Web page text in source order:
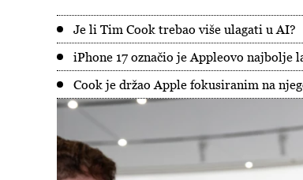
Je li Tim Cook trebao više ulagati u AI?
iPhone 17 označio je Appleovo najbolje
Cook je držao Apple fokusiranim na